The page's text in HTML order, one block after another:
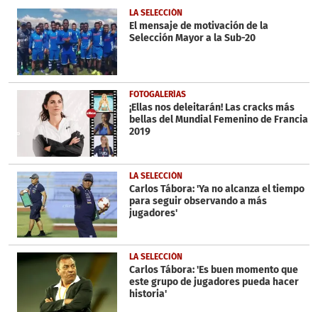
40
seconds
LA SELECCIÓN
El mensaje de motivación de la
Selección Mayor a la Sub-20
FOTOGALERÍAS
¡Ellas nos deleitarán! Las cracks más
bellas del Mundial Femenino de Francia
2019
LA SELECCIÓN
Carlos Tábora: 'Ya no alcanza el tiempo
para seguir observando a más
jugadores'
LA SELECCIÓN
Carlos Tábora: 'Es buen momento que
este grupo de jugadores pueda hacer
historia'